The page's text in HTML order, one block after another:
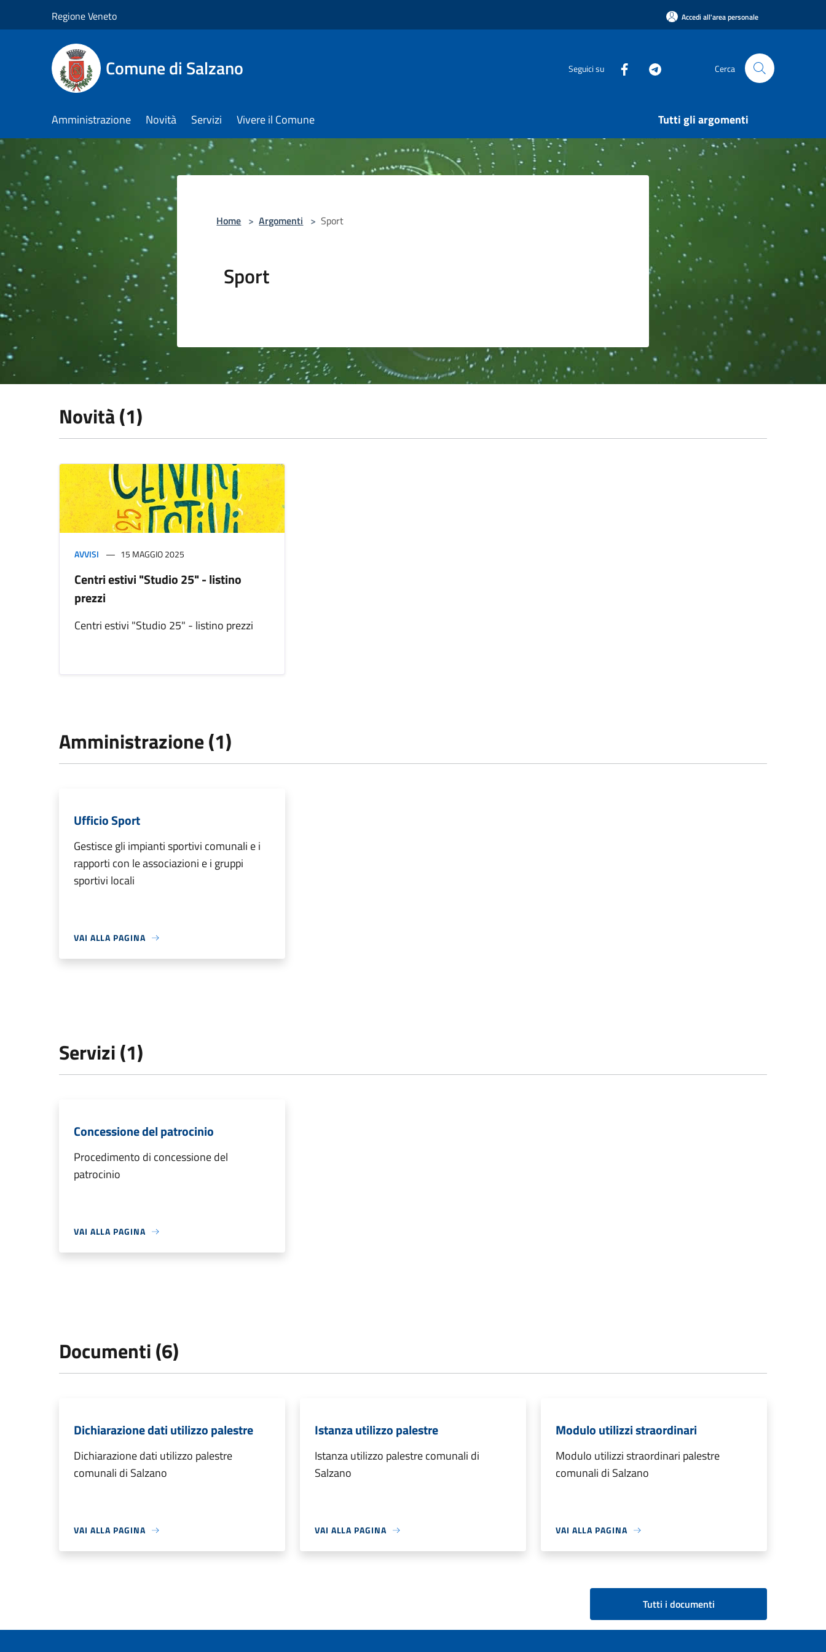
Regione Veneto Accedi all'area personale
Comune di Salzano Seguici su Cerca
Amministrazione Novità Servizi Vivere il Comune Tutti gli argomenti
Home > Argomenti > Sport
Sport
Novità (1)
AVVISI 15 MAGGIO 2025
Centri estivi "Studio 25" - listino
prezzi
Centri estivi "Studio 25" - listino prezzi
Amministrazione (1)
Ufficio Sport
Gestisce gli impianti sportivi comunali e i
rapporti con le associazioni e i gruppi
sportivi locali
VAI ALLA PAGINA
Servizi (1)
Concessione del patrocinio
Procedimento di concessione del
patrocinio
VAI ALLA PAGINA
Documenti (6)
Dichiarazione dati utilizzo palestre
Dichiarazione dati utilizzo palestre
comunali di Salzano
VAI ALLA PAGINA
Istanza utilizzo palestre
Istanza utilizzo palestre comunali di
Salzano
VAI ALLA PAGINA
Modulo utilizzi straordinari
Modulo utilizzi straordinari palestre
comunali di Salzano
VAI ALLA PAGINA
Tutti i documenti